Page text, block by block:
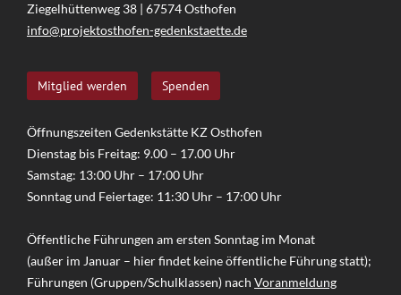
Ziegelhüttenweg 38 | 67574 Osthofen
info@projektosthofen-gedenkstaette.de
Mitglied werden Spenden
Öffnungszeiten Gedenkstätte KZ Osthofen
Dienstag bis Freitag: 9.00 – 17.00 Uhr
Samstag: 13:00 Uhr – 17:00 Uhr
Sonntag und Feiertage: 11:30 Uhr – 17:00 Uhr
Öffentliche Führungen am ersten Sonntag im Monat
(außer im Januar – hier findet keine öffentliche Führung statt);
Führungen (Gruppen/Schulklassen) nach Voranmeldung